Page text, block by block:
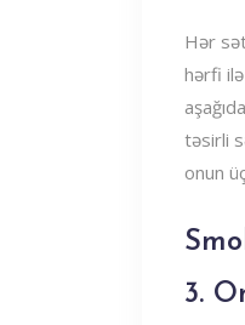
Hər
hərfi
təsirli
onun
3.